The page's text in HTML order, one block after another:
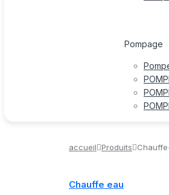
Pompage
accueil Produits
Chauffe eau